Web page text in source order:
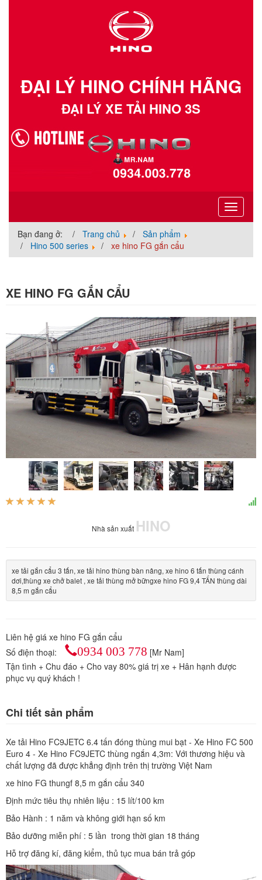
ĐẠI LÝ HINO CHÍNH HÃNG
ĐẠI LÝ XE TẢI HINO 3S
Toggle
Bạn đang ở: Trang chủ
Sản phẩm
Hino 500 series
xe hino FG gắn cẩu
XE HINO FG GẮN CẨU
Nhà sản xuất HINO
xe tải gắn cẩu 3 tấn, xe tải hino thùng bàn nâng, xe hino 6 tấn thùng cánh
dơi,thùng xe chở balet , xe tải thùng mở bữngxe hino FG 9,4 TẤN thùng dài
8,5 m gắn cẩu
Liên hệ giá xe hino FG gắn cẩu
Số điện thoại:
0934 003 778 [Mr Nam]
Tận tình + Chu đáo + Cho vay 80% giá trị xe + Hân hạnh được
phục vụ quý khách !
Chi tiết sản phẩm
Xe tải Hino FC9JETC 6.4 tấn đóng thùng mui bạt - Xe Hino FC 500
Euro 4 - Xe Hino FC9JETC thùng ngắn 4,3m: Với thương hiệu và
chất lượng đã được khẳng định trên thị trường Việt Nam
xe hino FG thungf 8,5 m gắn cẩu 340
Định mức tiêu thụ nhiên liệu : 15 lít/100 km
Bảo Hành : 1 năm và không giới hạn số km
Bảo dưỡng miễn phí : 5 lần trong thời gian 18 tháng
Hỗ trợ đăng kí, đăng kiểm, thủ tục mua bán trả góp